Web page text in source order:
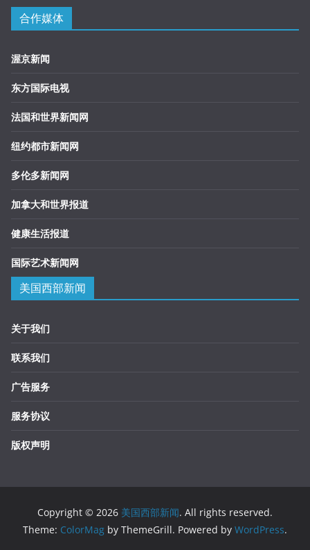
合作媒体
渥京新闻
东方国际电视
法国和世界新闻网
纽约都市新闻网
多伦多新闻网
加拿大和世界报道
健康生活报道
国际艺术新闻网
美国西部新闻
关于我们
联系我们
广告服务
服务协议
版权声明
Copyright © 2026 美国西部新闻. All rights reserved.
Theme: ColorMag by ThemeGrill. Powered by WordPress.